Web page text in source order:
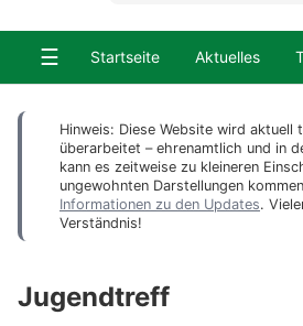
☰ Startseite Aktuelles
Hinweis: Diese Website wird aktuell
überarbeitet – ehrenamtlich und in
kann es zeitweise zu kleineren
ungewohnten Darstellungen
Informationen zu den Updates.
Verständnis!
Jugendtreff